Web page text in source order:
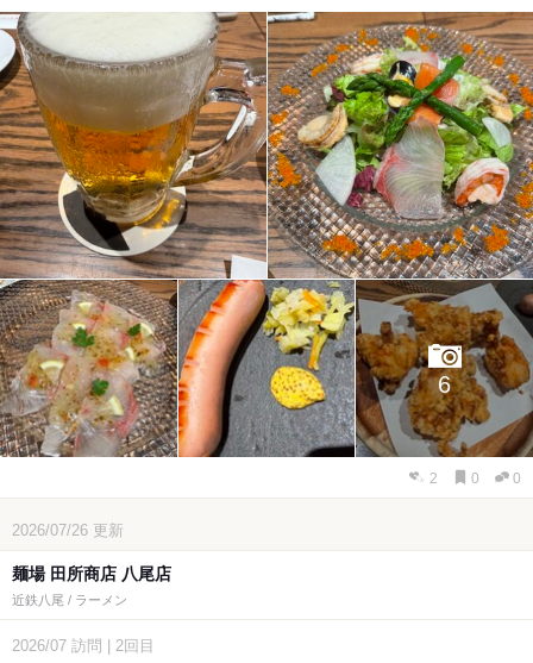
6
2 0 0
2026/07/26 更新
麺場 田所商店 八尾店
近鉄八尾 / ラーメン
2026/07 訪問 | 2回目